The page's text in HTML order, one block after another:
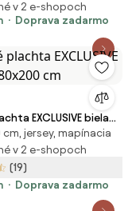
v 2 e-shopoch
Doprava zadarmo
EXCLUSIVE biela
cm
cm, jersey, mapínacia
v 2 e-shopoch
(19)
Doprava zadarmo